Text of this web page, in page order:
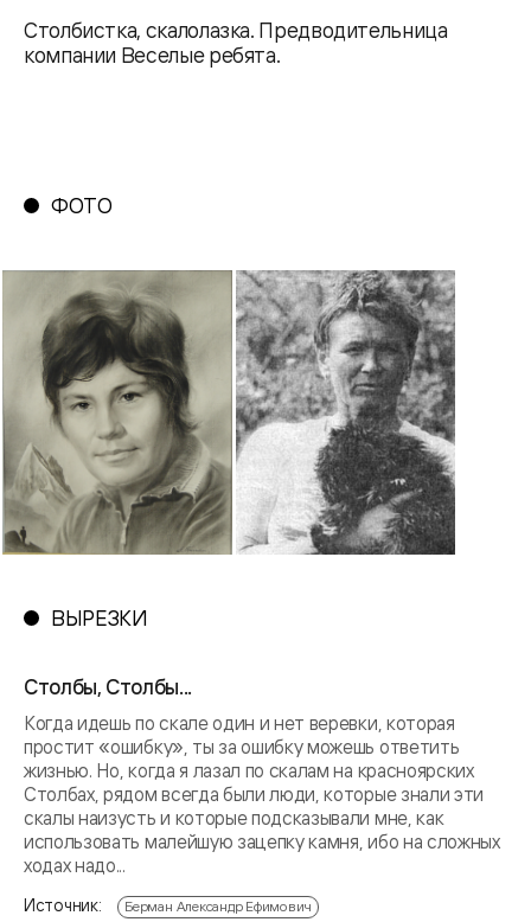
Столбистка, скалолазка. Предводительница
компании Веселые ребята.
ФОТО
ВЫРЕЗКИ
Столбы, Столбы...
Когда идешь по скале один и нет веревки, которая
простит «ошибку», ты за ошибку можешь ответить
жизнью. Но, когда я лазал по скалам на красноярских
Столбах, рядом всегда были люди, которые знали эти
скалы наизусть и которые подсказывали мне, как
использовать малейшую зацепку камня, ибо на сложных
ходах надо...
Источник: Берман Александр Ефимович